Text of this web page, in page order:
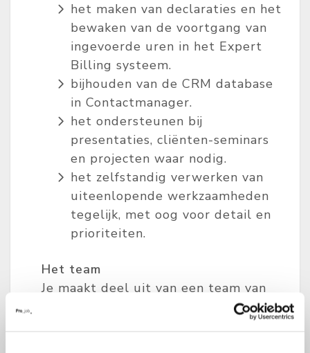
het maken van declaraties en het
bewaken van de voortgang van
ingevoerde uren in het Expert
Billing systeem.
bijhouden van de CRM database
in Contactmanager.
het ondersteunen bij
presentaties, cliënten-seminars
en projecten waar nodig.
het zelfstandig verwerken van
uiteenlopende werkzaamheden
tegelijk, met oog voor detail en
prioriteiten.
Het team
Je maakt deel uit van een team van